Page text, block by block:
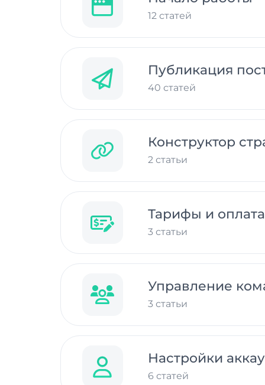
12 статей
Публикация
40 статей
Конструктор
2 статьи
Тарифы и оплата
3 статьи
Управление
3 статьи
Настройки
6 статей